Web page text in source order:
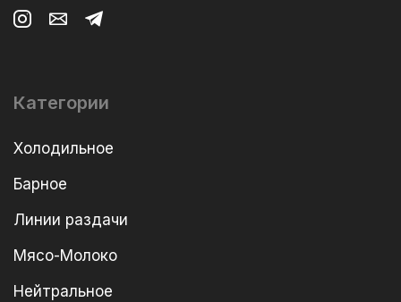
Категории
Холодильное
Барное
Линии раздачи
Мясо-Молоко
Нейтральное